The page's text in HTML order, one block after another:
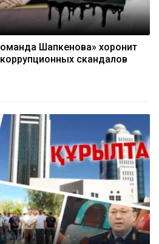
Шапкенова» хоронит
скандалов